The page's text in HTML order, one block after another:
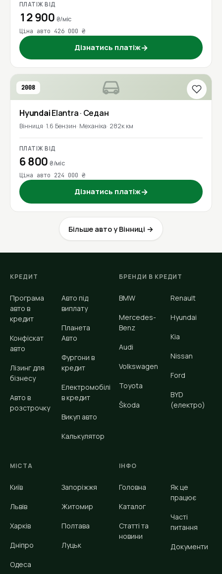
ПЛАТІЖ ВІД
12 900 ₴/міс
Ціна авто 426 000 ₴
Дізнатись платіж→
2008
HyundaiElantra· Седан
Вінниця 1.6 Бензин Механіка 282к км
ПЛАТІЖ ВІД
6 800₴/міс
Ціна авто 224 000 ₴
Дізнатись платіж→
Більше авто у Вінниці →
КРЕДИТ
Програма
авто в
кредит
Конфіскат
авто
Лізинг для
бізнесу
Авто в
розстрочку
Авто під
виплату
Планета
Авто
Фургони в
кредит
Електромобілі
в кредит
Викуп авто
Калькулятор
БРЕНДИ В КРЕДИТ
BMW
Mercedes-
Benz
Audi
Volkswagen
Toyota
Škoda
Renault
Hyundai
Kia
Nissan
Ford
BYD
(електро)
МІСТА
Київ
Львів
Харків
Дніпро
Одеса
Запоріжжя
Житомир
Полтава
Луцьк
ІНФО
Головна
Каталог
Статті та
новини
Як це
працює
Часті
питання
Документи